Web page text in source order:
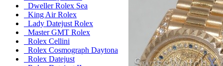
Dweller Rolex Sea
King Air Rolex
Lady Datejust Rolex
Master GMT Rolex
Rolex Cellini
Rolex Cosmograph Daytona
Rolex Datejust